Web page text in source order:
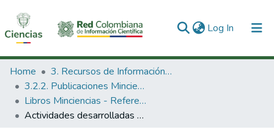
Log In (current)
Communities & Collections
All of DSpace
Statistics
Home
3. Recursos de Información Científica y Tecnológica
3.2.2. Publicaciones Minciencias
Libros Minciencias - Referenciales
Actividades desarrolladas y decisiones pendientes en el Sistema de Ciencia y Tecnología del Sector agropecuario.